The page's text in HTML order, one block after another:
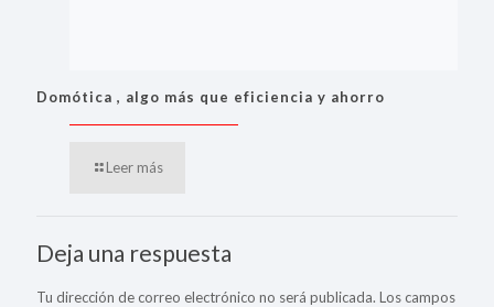
Domótica , algo más que eficiencia y ahorro
Leer más
Deja una respuesta
Tu dirección de correo electrónico no será publicada. Los campos